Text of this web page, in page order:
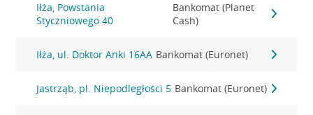
Iłża, Powstania
Styczniowego 40
Bankomat (Planet
Cash)
Iłża, ul. Doktor Anki 16AA Bankomat (Euronet)
Jastrząb, pl. Niepodległości 5 Bankomat (Euronet)